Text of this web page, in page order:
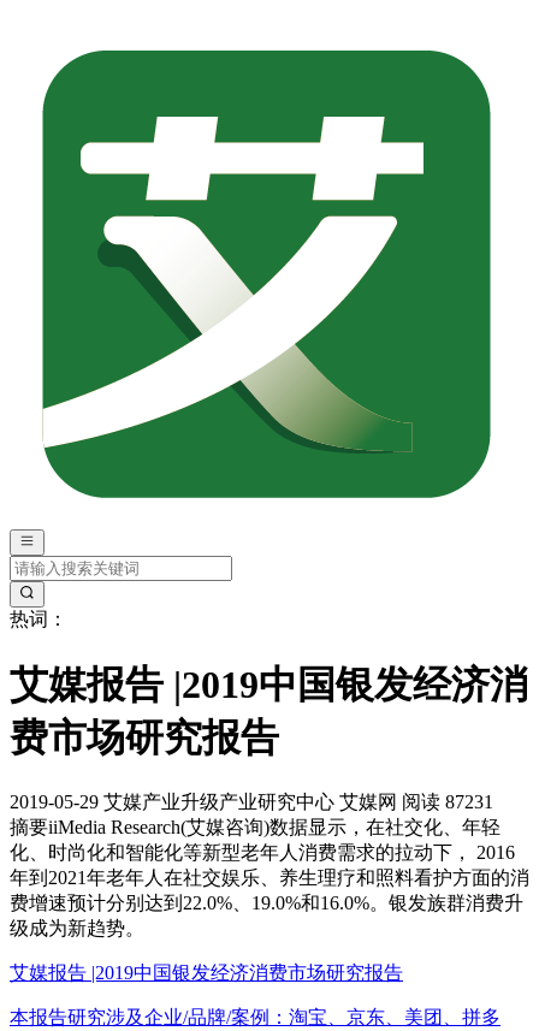
热词：
艾媒报告 |2019中国银发经济消
费市场研究报告
2019-05-29 艾媒产业升级产业研究中心 艾媒网 阅读 87231
摘要iiMedia Research(艾媒咨询)数据显示，在社交化、年轻
化、时尚化和智能化等新型老年人消费需求的拉动下， 2016
年到2021年老年人在社交娱乐、养生理疗和照料看护方面的消
费增速预计分别达到22.0%、19.0%和16.0%。银发族群消费升
级成为新趋势。
艾媒报告 |2019中国银发经济消费市场研究报告
本报告研究涉及企业/品牌/案例：淘宝、京东、美团、拼多